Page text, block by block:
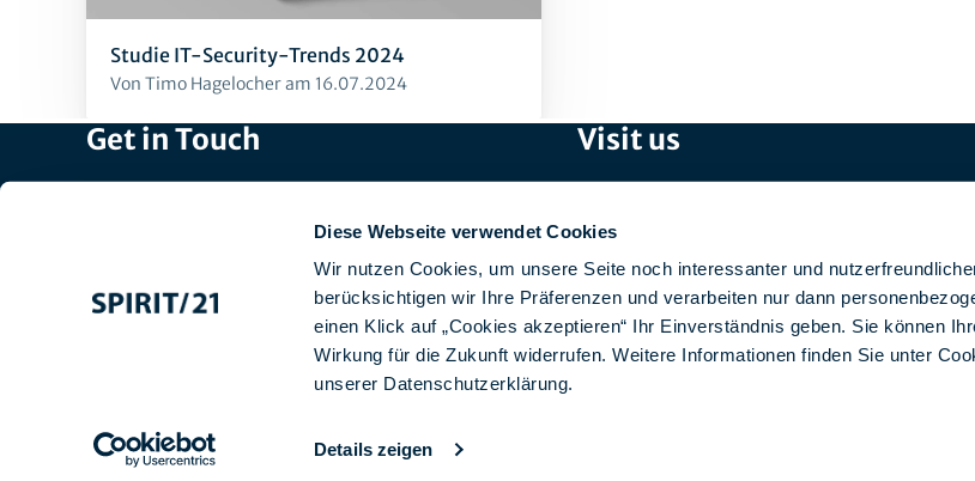
Diese Webseite verwendet Cookies
Wir nutzen Cookies, um unsere Seite noch interessanter und
berücksichtigen wir Ihre Präferenzen und verarbeiten nur dann
einen Klick auf „Cookies akzeptieren“ Ihr Einverständnis geben. Sie können
Wirkung für die Zukunft widerrufen. Weitere Informationen finden Sie unter
unserer Datenschutzerklärung.
Details zeigen
Studie IT-Security-Trends 2024
Von Timo Hagelocher am 16.07.2024
Get in Touch
Recruiting: +49 7031 209-50140
Visit us
Otto-Lilienthal-Straße 36
SPIRIT/21 IT Services AG
Aeschbachweg 12
5000 Aarau, Switzerland